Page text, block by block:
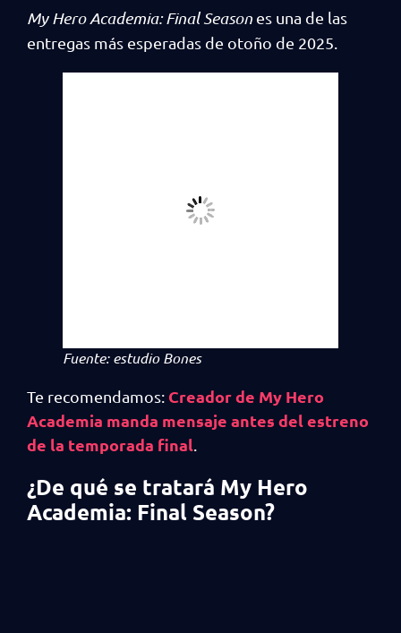
My Hero Academia: Final Season es una de las
entregas más esperadas de otoño de 2025.
Fuente: estudio Bones
Te recomendamos: Creador de My Hero
Academia manda mensaje antes del estreno
de la temporada final
¿De qué se tratará My Hero
Academia: Final Season?